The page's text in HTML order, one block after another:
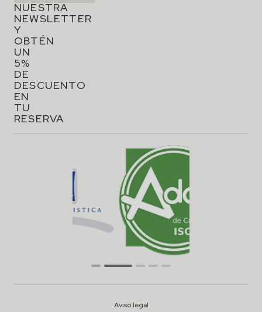
NUESTRA
NEWSLETTER
Y
OBTÉN
UN
5%
DE
DESCUENTO
EN
TU
RESERVA
Aviso legal